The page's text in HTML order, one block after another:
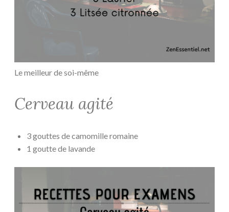
Le meilleur de soi-même
Cerveau agité
3 gouttes de camomille romaine
1 goutte de lavande